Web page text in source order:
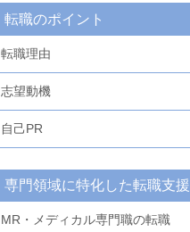
転職のポイント
転職理由
志望動機
自己PR
専門領域に特化した転職支援
MR・メディカル専門職の転職